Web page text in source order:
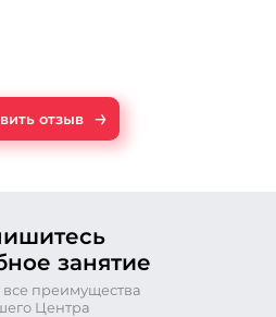
отзыв →
занятие
все преимущества
Центра